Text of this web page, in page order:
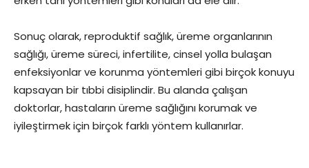
Sonuç olarak, reproduktif sağlık, üreme organlarının
sağlığı, üreme süreci, infertilite, cinsel yolla bulaşan
enfeksiyonlar ve korunma yöntemleri gibi birçok konuyu
kapsayan bir tıbbi disiplindir. Bu alanda çalışan
doktorlar, hastaların üreme sağlığını korumak ve
iyileştirmek için birçok farklı yöntem kullanırlar.